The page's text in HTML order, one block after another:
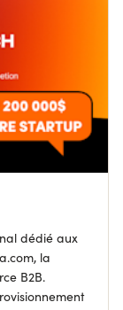
dédié aux
la
B2B.